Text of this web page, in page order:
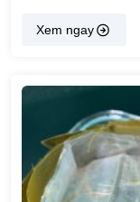
Xem ngay